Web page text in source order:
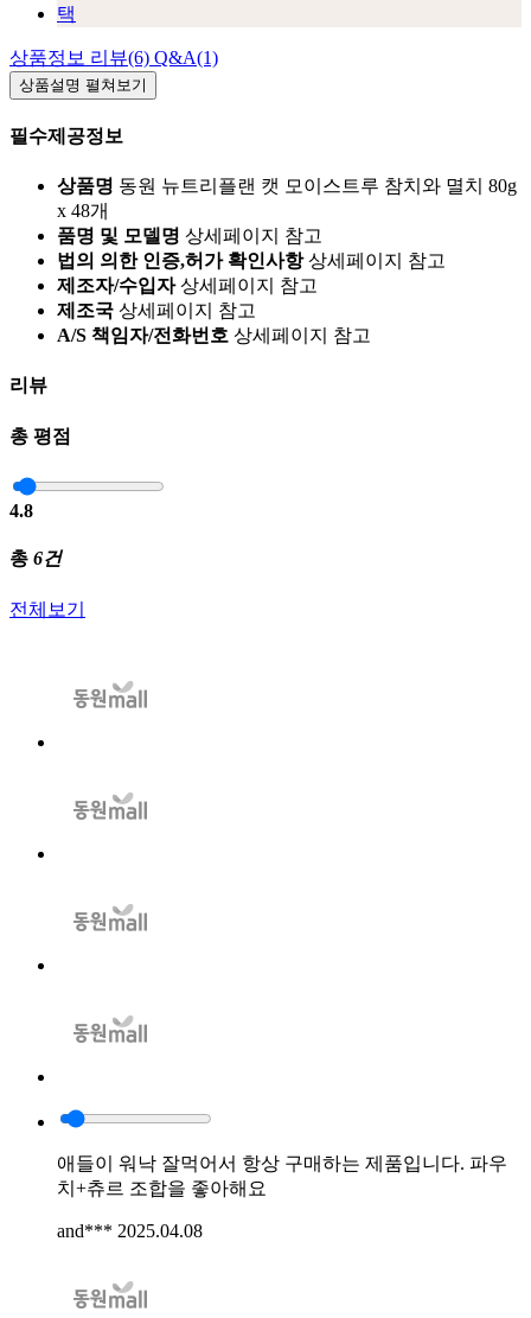
상품정보 리뷰(6) Q&A(1)
상품설명 펼쳐보기
필수제공정보
상품명 동원 뉴트리플랜 캣 모이스트루 참치와 멸치 80g
x 48개
품명 및 모델명 상세페이지 참고
법의 의한 인증,허가 확인사항 상세페이지 참고
제조자/수입자 상세페이지 참고
제조국 상세페이지 참고
A/S 책임자/전화번호 상세페이지 참고
리뷰
총 평점
4.8
총 6건
전체보기
애들이 워낙 잘먹어서 항상 구매하는 제품입니다. 파우
치+츄르 조합을 좋아해요
and*** 2025.04.08